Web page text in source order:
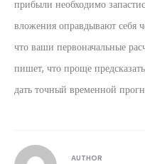
прибыли необходимо
вложения оправдывают себя
что ваши первоначальные
пишет, что проще
дать точный временной
AUTHOR